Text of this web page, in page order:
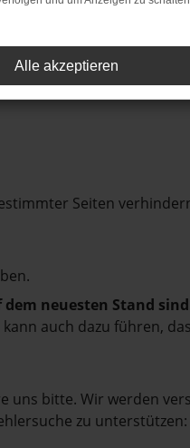
Seiten
neuesten Stand
auch dazu führen,
bitte. Wir werden
zu unterstützen:
Alle akzeptieren